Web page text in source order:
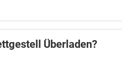
Überladen?